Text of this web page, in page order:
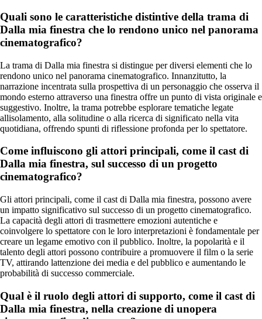
Quali sono le caratteristiche distintive della trama di
Dalla mia finestra che lo rendono unico nel panorama
cinematografico?
La trama di Dalla mia finestra si distingue per diversi elementi che lo
rendono unico nel panorama cinematografico. Innanzitutto, la
narrazione incentrata sulla prospettiva di un personaggio che osserva il
mondo esterno attraverso una finestra offre un punto di vista originale e
suggestivo. Inoltre, la trama potrebbe esplorare tematiche legate
allisolamento, alla solitudine o alla ricerca di significato nella vita
quotidiana, offrendo spunti di riflessione profonda per lo spettatore.
Come influiscono gli attori principali, come il cast di
Dalla mia finestra, sul successo di un progetto
cinematografico?
Gli attori principali, come il cast di Dalla mia finestra, possono avere
un impatto significativo sul successo di un progetto cinematografico.
La capacità degli attori di trasmettere emozioni autentiche e
coinvolgere lo spettatore con le loro interpretazioni è fondamentale per
creare un legame emotivo con il pubblico. Inoltre, la popolarità e il
talento degli attori possono contribuire a promuovere il film o la serie
TV, attirando lattenzione dei media e del pubblico e aumentando le
probabilità di successo commerciale.
Qual è il ruolo degli attori di supporto, come il cast di
Dalla mia finestra, nella creazione di unopera